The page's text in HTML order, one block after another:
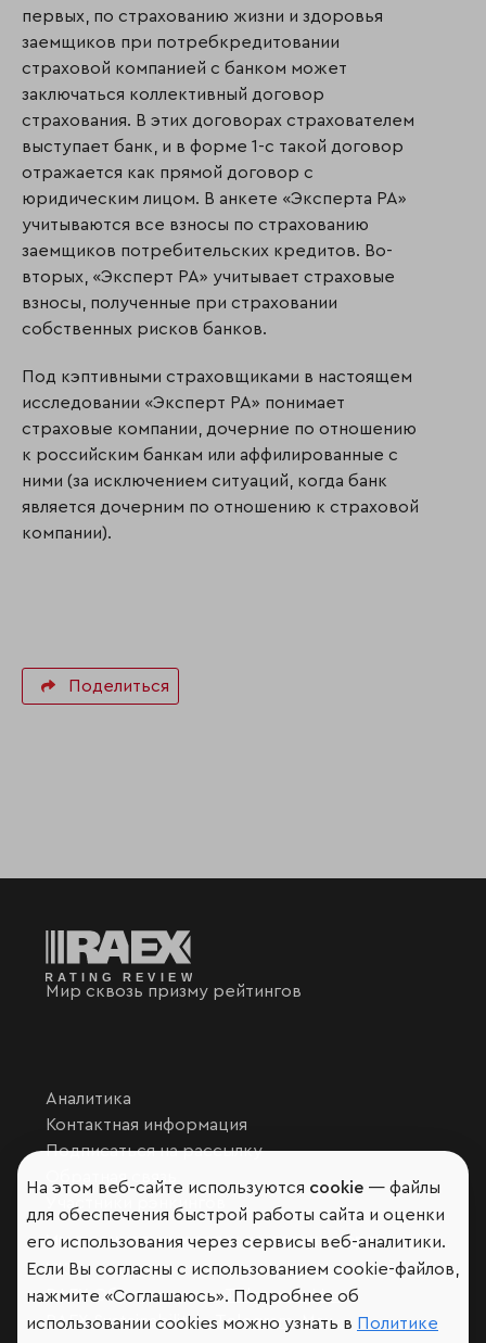
первых, по страхованию жизни и здоровья
заемщиков при потребкредитовании
страховой компанией с банком может
заключаться коллективный договор
страхования. В этих договорах страхователем
выступает банк, и в форме 1-с такой договор
отражается как прямой договор с
юридическим лицом. В анкете «Эксперта РА»
учитываются все взносы по страхованию
заемщиков потребительских кредитов. Во-
вторых, «Эксперт РА» учитывает страховые
взносы, полученные при страховании
собственных рисков банков.
Под кэптивными страховщиками в настоящем
исследовании «Эксперт РА» понимает
страховые компании, дочерние по отношению
к российским банкам или аффилированные с
ними (за исключением ситуаций, когда банк
является дочерним по отношению к страховой
компании).
Поделиться
Мир сквозь призму рейтингов
Аналитика
Контактная информация
Подписаться на рассылку
Обратная связь
Участники рэнкингов
Мы в социальных сетях и мессенджерах
VK
RAEX Образование –Telegram,Max
RAEX Sustainability –Telegram,Max
На этом веб-сайте используются cookie — файлы
для обеспечения быстрой работы сайта и оценки
его использования через сервисы веб-аналитики.
Если Вы согласны с использованием cookie-файлов,
нажмите «Соглашаюсь». Подробнее об
использовании cookies можно узнать в Политике